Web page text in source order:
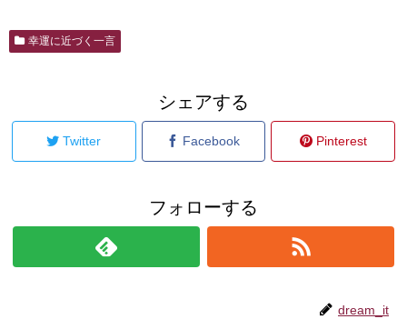
幸運に近づく一言
シェアする
Twitter Facebook Pinterest
フォローする
dream_it